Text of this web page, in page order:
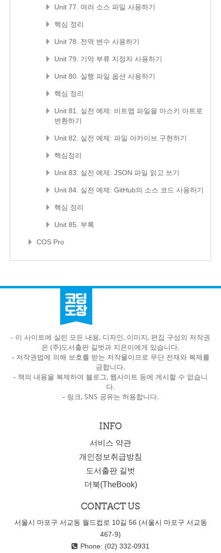
Unit 77. 여러 소스 파일 사용하기
핵심 정리
Unit 78. 전역 변수 사용하기
Unit 79. 기억 부류 지정자 사용하기
Unit 80. 실행 파일 옵션 사용하기
핵심 정리
Unit 81. 실전 예제: 비트맵 파일을 아스키 아트로
변환하기
Unit 82. 실전 예제: 파일 아카이브 구현하기
핵심정리
Unit 83. 실전 예제: JSON 파일 읽고 쓰기
Unit 84. 실전 예제: GitHub의 소스 코드 사용하기
핵심 정리
Unit 85. 부록
COS Pro
- 이 사이트에 실린 모든 내용, 디자인, 이미지, 편집 구성의 저작권
은 (주)도서출판 길벗과 지은이에게 있습니다.
- 저작권법에 의해 보호를 받는 저작물이므로 무단 전재와 복제를
금합니다.
- 책의 내용을 복제하여 블로그, 웹사이트 등에 게시할 수 없습니
다.
- 링크, SNS 공유는 허용합니다.
INFO
서비스 약관
개인정보취급방침
도서출판 길벗
더북(TheBook)
CONTACT US
서울시 마포구 서교동 월드컵로 10길 56 (서울시 마포구 서교동
467-9)
Phone: (02) 332-0931